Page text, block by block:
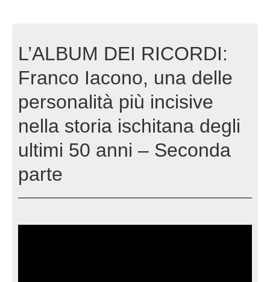
L’ALBUM DEI RICORDI:
Franco Iacono, una delle
personalità più incisive
nella storia ischitana degli
ultimi 50 anni – Seconda
parte